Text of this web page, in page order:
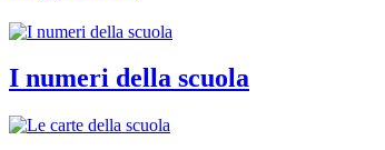
I numeri della scuola